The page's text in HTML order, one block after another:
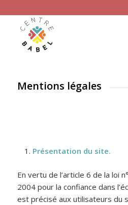
Mentions légales
Présentation du site.
En vertu de l’article 6 de la loi
2004 pour la confiance dans
est précisé aux utilisateurs du